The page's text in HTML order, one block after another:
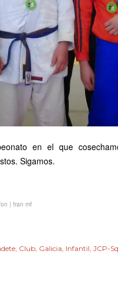
en el que
Sigamos.
| fran mf
Club Galicia Infantil JCP-